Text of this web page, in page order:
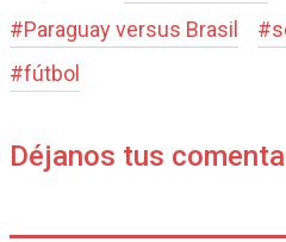
#Paraguay versus Brasil #
#fútbol
Déjanos tus